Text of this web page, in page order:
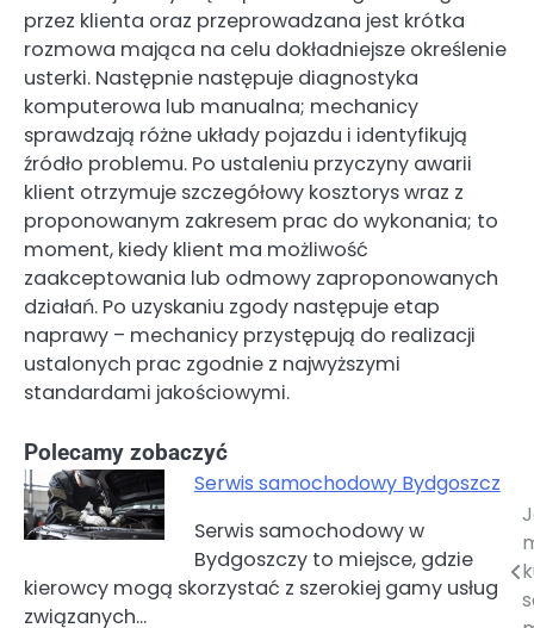
przez klienta oraz przeprowadzana jest krótka
rozmowa mająca na celu dokładniejsze określenie
usterki. Następnie następuje diagnostyka
komputerowa lub manualna; mechanicy
sprawdzają różne układy pojazdu i identyfikują
źródło problemu. Po ustaleniu przyczyny awarii
klient otrzymuje szczegółowy kosztorys wraz z
proponowanym zakresem prac do wykonania; to
moment, kiedy klient ma możliwość
zaakceptowania lub odmowy zaproponowanych
działań. Po uzyskaniu zgody następuje etap
naprawy – mechanicy przystępują do realizacji
ustalonych prac zgodnie z najwyższymi
standardami jakościowymi.
Polecamy zobaczyć
Serwis samochodowy Bydgoszcz
Serwis samochodowy w
Bydgoszczy to miejsce, gdzie
kierowcy mogą skorzystać z szerokiej gamy usług
związanych…
Nawigacja